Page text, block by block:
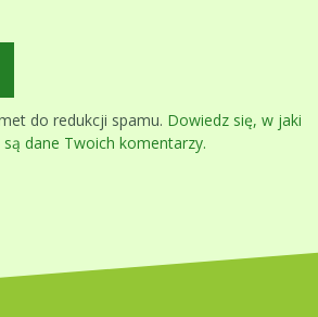
do redukcji spamu. Dowiedz się, w jaki
dane Twoich komentarzy.